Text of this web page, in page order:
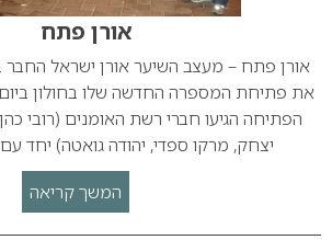
אורן פתח
אורן פתח – מעצב השיער אורן ישראל החבר
את פתיחת המספרה החדשה שלו בחולון ביום
הפתיחה הגיעו חברי רשת האומנים (רובי
יצחק, מרקו ספדי, יהודה גואטה) יחד
המשך קריאה